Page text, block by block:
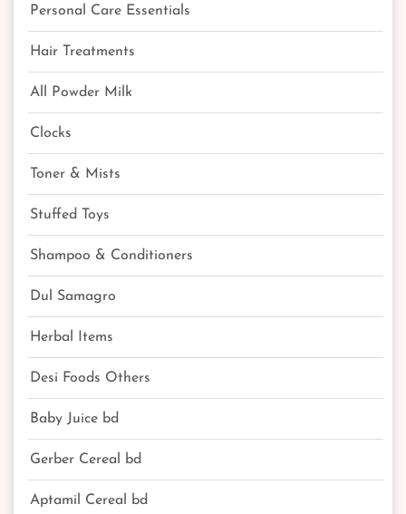
Personal Care Essentials
Hair Treatments
All Powder Milk
Clocks
Toner & Mists
Stuffed Toys
Shampoo & Conditioners
Dul Samagro
Herbal Items
Desi Foods Others
Baby Juice bd
Gerber Cereal bd
Aptamil Cereal bd